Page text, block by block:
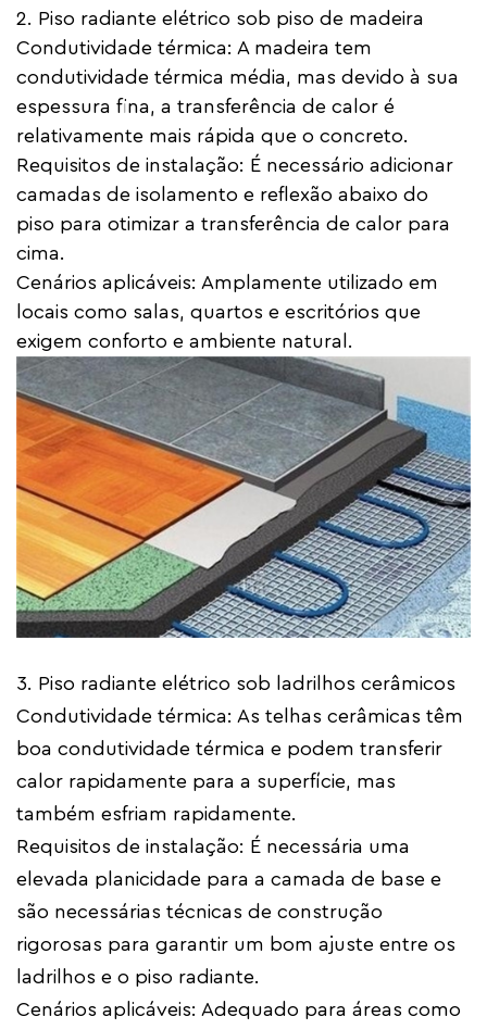
2. Piso radiante elétrico sob piso de madeira
Condutividade térmica: A madeira tem
condutividade térmica média, mas devido à sua
espessura fina, a transferência de calor é
relativamente mais rápida que o concreto.
Requisitos de instalação: É necessário adicionar
camadas de isolamento e reflexão abaixo do
piso para otimizar a transferência de calor para
cima.
Cenários aplicáveis: Amplamente utilizado em
locais como salas, quartos e escritórios que
exigem conforto e ambiente natural.
3. Piso radiante elétrico sob ladrilhos cerâmicos
Condutividade térmica: As telhas cerâmicas têm
boa condutividade térmica e podem transferir
calor rapidamente para a superfície, mas
também esfriam rapidamente.
Requisitos de instalação: É necessária uma
elevada planicidade para a camada de base e
são necessárias técnicas de construção
rigorosas para garantir um bom ajuste entre os
ladrilhos e o piso radiante.
Cenários aplicáveis: Adequado para áreas como